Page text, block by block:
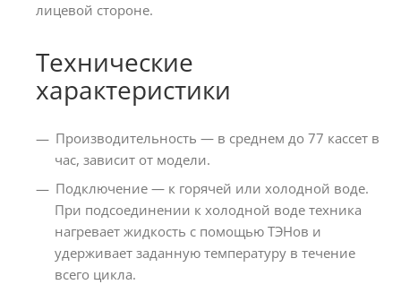
лицевой стороне.
Технические
характеристики
Производительность ― в среднем до 77 кассет в
час, зависит от модели.
Подключение ― к горячей или холодной воде.
При подсоединении к холодной воде техника
нагревает жидкость с помощью ТЭНов и
удерживает заданную температуру в течение
всего цикла.